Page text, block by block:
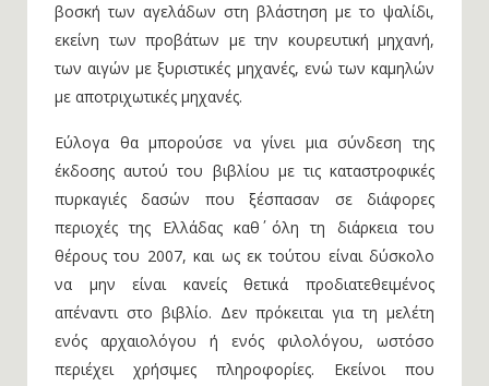
βοσκή των αγελάδων στη βλάστηση με το ψαλίδι,
εκείνη των προβάτων με την κουρευτική μηχανή,
των αιγών με ξυριστικές μηχανές, ενώ των καμηλών
με αποτριχωτικές μηχανές.
Εύλογα θα μπορούσε να γίνει μια σύνδεση της
έκδοσης αυτού του βιβλίου με τις καταστροφικές
πυρκαγιές δασών που ξέσπασαν σε διάφορες
περιοχές της Ελλάδας καθ΄ όλη τη διάρκεια του
θέρους του 2007, και ως εκ τούτου είναι δύσκολο
να μην είναι κανείς θετικά προδιατεθειμένος
απέναντι στο βιβλίο. Δεν πρόκειται για τη μελέτη
ενός αρχαιολόγου ή ενός φιλολόγου, ωστόσο
περιέχει χρήσιμες πληροφορίες. Εκείνοι που